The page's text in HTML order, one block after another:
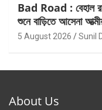
Bad Road : বেহাল
শুনে বাড়িতে আসেনা
5 August 2026 Sunil
About Us